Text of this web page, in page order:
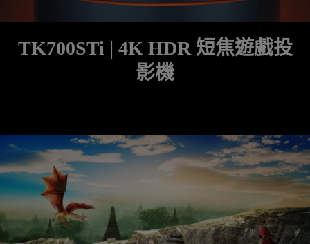
TK700STi | 4K HDR 短焦遊戲投
影機